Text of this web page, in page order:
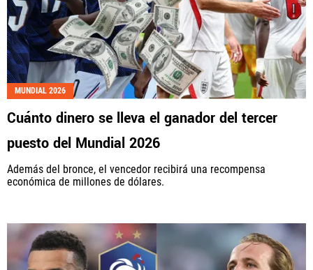
MUNDIAL 2026
Cuánto dinero se lleva el ganador del tercer
puesto del Mundial 2026
Además del bronce, el vencedor recibirá una recompensa
económica de millones de dólares.